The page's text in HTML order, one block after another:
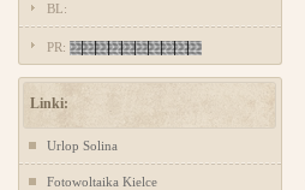
BL:
PR:
Linki:
Urlop Solina
Fotowoltaika Kielce